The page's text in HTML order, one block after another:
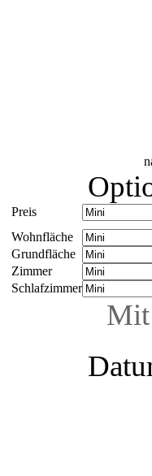
Preis
Wohnfläche
Grundfläche
Zimmer
Schlafzimmer
Mit